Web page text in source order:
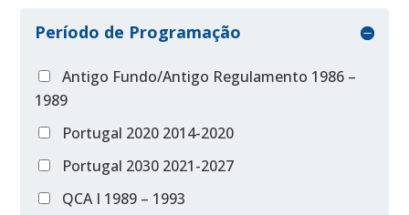
Período de Programação
Antigo Fundo/Antigo Regulamento 1986 –
1989
Portugal 2020 2014-2020
Portugal 2030 2021-2027
QCA I 1989 – 1993